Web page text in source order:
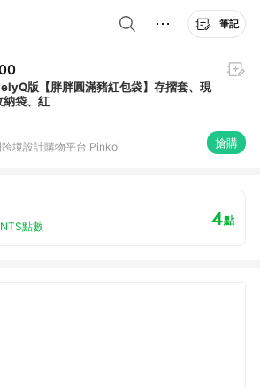
筆記
版【胖胖圓滿豬紅包袋】存摺套、現
納袋、紅
境設計購物平台 Pinkoi 搶購
點數 4點